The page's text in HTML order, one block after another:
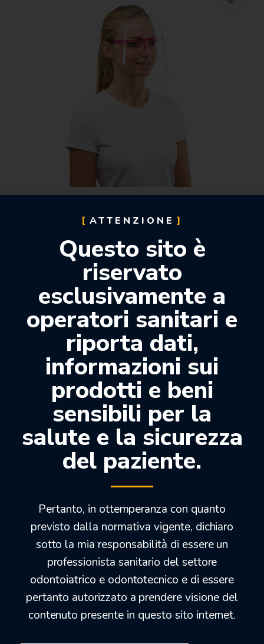
-38%
VISIERE PROTETTIVE MONOUSO
40,00
25,00€
ATTENZIONE
Questo sito è
riservato
esclusivamente a
operatori sanitari e
riporta dati,
informazioni sui
prodotti e beni
sensibili per la
salute e la sicurezza
del paziente.
Pertanto, in ottemperanza con quanto
previsto dalla normativa vigente, dichiaro
sotto la mia responsabilità di essere un
professionista sanitario del settore
odontoiatrico e odontotecnico e di essere
pertanto autorizzato a prendere visione del
contenuto presente in questo sito internet.